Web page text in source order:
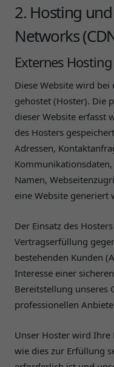
2. Hosting
Networks
Externes Hosting
Diese Website wird
gehostet (Hoster). Die
dieser Website erfasst
des Hosters
Adressen,
Namen,
eine Website generiert
Der Einsatz des
Vertragserfüllung
bestehenden Kunden
Interesse einer
Bereitstellung unseres
professionellen
Unser Hoster wird
wie dies zur Erfüllung